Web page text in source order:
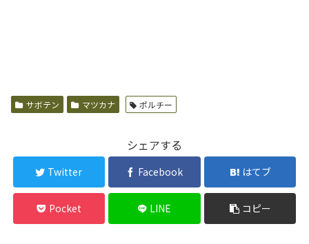
サボテン マツカナ ポルチー
シェアする
Twitter Facebook はてブ
Pocket LINE コピー